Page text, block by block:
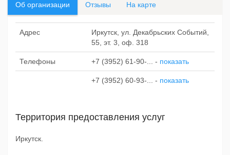
Об организации Отзывы На карте
Адрес
Иркутск, ул. Декабрьских Событий,
55, эт. 3, оф. 318
Телефоны +7 (3952) 61-90-... - показать
+7 (3952) 60-93-... - показать
Территория предоставления услуг
Иркутск.